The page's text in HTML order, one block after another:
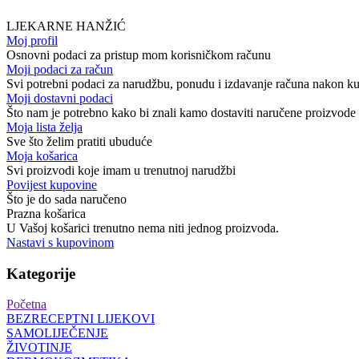
LJEKARNE HANŽIĆ
Moj profil
Osnovni podaci za pristup mom korisničkom računu
Moji podaci za račun
Svi potrebni podaci za narudžbu, ponudu i izdavanje računa nakon
Moji dostavni podaci
Što nam je potrebno kako bi znali kamo dostaviti naručene proizvode
Moja lista želja
Sve što želim pratiti ubuduće
Moja košarica
Svi proizvodi koje imam u trenutnoj narudžbi
Povijest kupovine
Što je do sada naručeno
Prazna košarica
U Vašoj košarici trenutno nema niti jednog proizvoda.
Nastavi s kupovinom
Kategorije
Početna
BEZRECEPTNI LIJEKOVI
SAMOLIJEČENJE
ŽIVOTINJE